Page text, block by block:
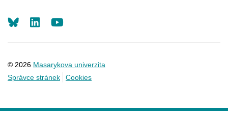
© 2026 Masarykova univerzita
Správce stránek
Cookies
LinkedIn